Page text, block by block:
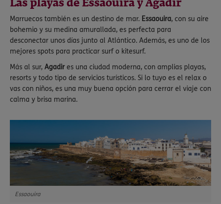
Las playas de Essaouira y Agadir
Marruecos también es un destino de mar. Essaouira, con su aire
bohemio y su medina amurallada, es perfecta para
desconectar unos días junto al Atlántico. Además, es uno de los
mejores spots para practicar surf o kitesurf.
Más al sur, Agadires una ciudad moderna, con amplias playas,
resorts y todo tipo de servicios turísticos. Si lo tuyo es el relax o
vas con niños, es una muy buena opción para cerrar el viaje con
calma y brisa marina.
Essaouira